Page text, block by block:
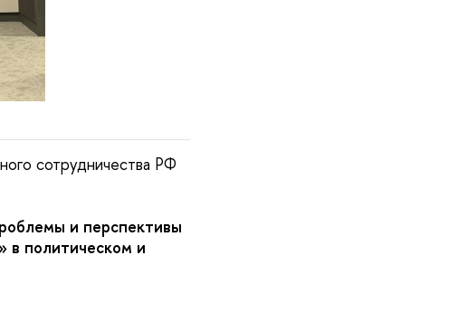
сотрудничества РФ
и перспективы
в политическом и